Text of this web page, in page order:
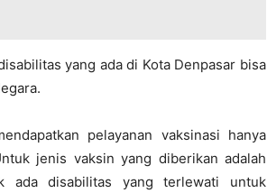
yang ada di Kota Denpasar bisa
pelayanan vaksinasi hanya
jenis vaksin yang diberikan adalah
ada disabilitas yang terlewati untuk